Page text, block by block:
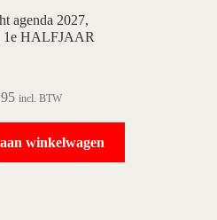
agenda 2027,
HALFJAAR
incl. BTW
winkelwagen